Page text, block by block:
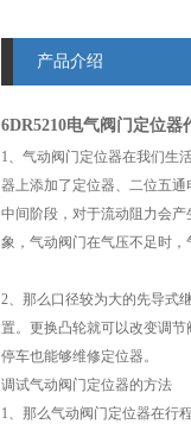
产品介绍
6DR5210电气阀门定位器
1、气动阀门定位器在我们生
器上添加了定位器、二位五
中间阶段，对于流动阻力会
象，气动阀门在气压不足时
2、那么口径较为大的先导式
置。更换凸轮就可以改变调
停车也能够维修定位器。
调试气动阀门定位器的方法
1、那么气动阀门定位器在行